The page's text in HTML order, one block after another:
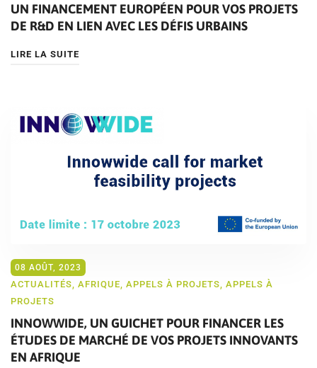
UN FINANCEMENT EUROPÉEN POUR VOS PROJETS
DE R&D EN LIEN AVEC LES DÉFIS URBAINS
LIRE LA SUITE
08 AOÛT, 2023
ACTUALITÉS AFRIQUE APPELS À PROJETS APPELS À
PROJETS
INNOWWIDE, UN GUICHET POUR FINANCER LES
ÉTUDES DE MARCHÉ DE VOS PROJETS INNOVANTS
EN AFRIQUE